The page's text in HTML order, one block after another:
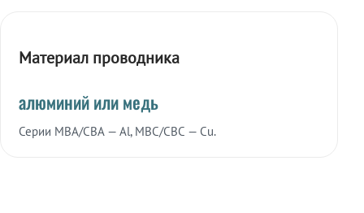
Материал проводника
алюминий или медь
Серии МВА/СВА — Al, МВС/СВС — Cu.